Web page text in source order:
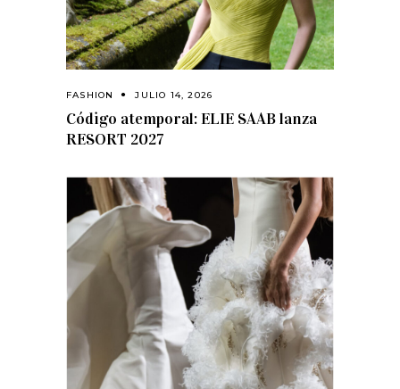
FASHION JULIO 14, 2026
Código atemporal: ELIE SAAB lanza
RESORT 2027